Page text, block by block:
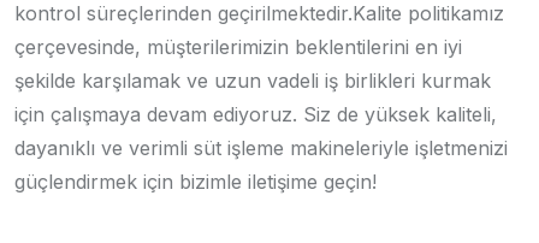
kontrol süreçlerinden geçirilmektedir.Kalite politikamız
çerçevesinde, müşterilerimizin beklentilerini en iyi
şekilde karşılamak ve uzun vadeli iş birlikleri kurmak
için çalışmaya devam ediyoruz. Siz de yüksek kaliteli,
dayanıklı ve verimli süt işleme makineleriyle işletmenizi
güçlendirmek için bizimle iletişime geçin!